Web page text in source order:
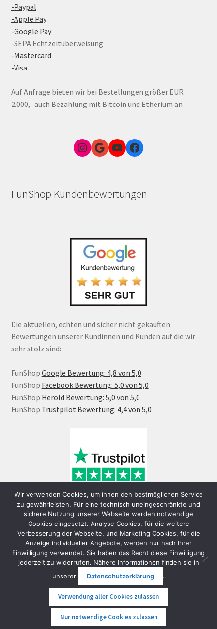
-Paypal
-Apple Pay
-Google Pay
-SEPA Echtzeitüberweisung
-Mastercard
-Visa
Auf Anfrage bieten wir bei Bestellungen größer EUR
2.000,- auch Bezahlung mit Bitcoin und Etherium an
Instagram
Google Link zum FunShop WienYouTubeFacebook
FunShop Kundenbewertungen
Die aktuellen, echten und sicher nicht gekauften
Bewertungen unserer Kundinnen und Kunden auf die wir
sehr stolz sind:
FunShop Google Bewertung: 4,8 von 5,0
FunShop Facebook Bewertung: 5,0 von 5,0
FunShop Herold Bewertung: 5,0 von 5,0
FunShop Trustpilot Bewertung: 4,4 von 5,0
© FunShop Wien - Hochqualitative Elektromobilität 2026
Datenschutzerklärung
Erstellt mit WooCommerce
Wir verwenden Cookies, um ihnen den bestmöglichen Service
zu gewährleisten. Für eine technisch uneingeschränkte und
sichere Nutzung unserer Webseite werden notwendige
Cookies eingesetzt. Analyse Cookies, für die weitere
Verbesserung der Webseite, und Marketing Cookies, für die
Anzeige individueller Angebote, werden nur nach Ihrer
Einwilligung verwendet. Sie haben das Recht diese Einwilligung
jederzeit zu widerrufen. Nähere Informationen finden sie in
unserer
Datenschutzerklärung .
Verwendung aller Cookies zulassen
Nur notwendige Cookies zulassen